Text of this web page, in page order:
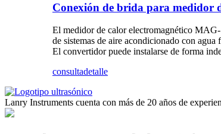
Conexión de brida para medidor
El medidor de calor electromagnético
de sistemas de aire acondicionado con
El convertidor puede instalarse de forma
consultadetalle
Lanry Instruments cuenta con más de 20 años de